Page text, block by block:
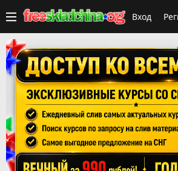
Вход